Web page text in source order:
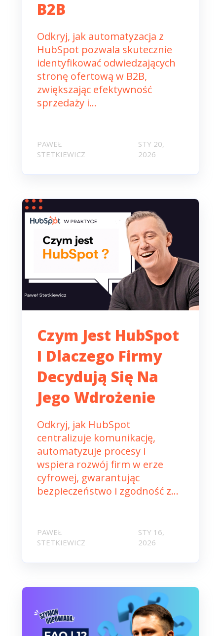
B2B
Odkryj, jak automatyzacja z
HubSpot pozwala skutecznie
identyfikować odwiedzających
stronę ofertową w B2B,
zwiększając efektywność
sprzedaży i...
PAWEŁ
STETKIEWICZ
STY 20,
2026
Czym Jest HubSpot
I Dlaczego Firmy
Decydują Się Na
Jego Wdrożenie
Odkryj, jak HubSpot
centralizuje komunikację,
automatyzuje procesy i
wspiera rozwój firm w erze
cyfrowej, gwarantując
bezpieczeństwo i zgodność z...
PAWEŁ
STETKIEWICZ
STY 16,
2026